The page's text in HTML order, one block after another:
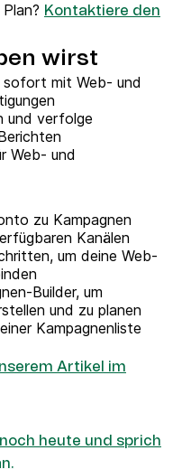
Kontaktiere den
wirst
sofort mit Web‑ und
und verfolge
Web‑ und
zu Kampagnen
Kanälen
um deine Web‑
um
und zu planen
Kampagnenliste
Artikel im
heute und sprich